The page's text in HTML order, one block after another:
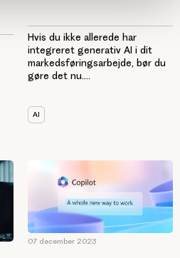
Hvis du ikke allerede har
integreret generativ AI i dit
markedsføringsarbejde, bør du
gøre det nu....
AI
07 december 2023